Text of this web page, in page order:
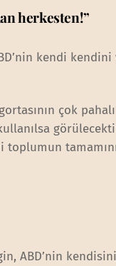
herkesten!”
kendi
çok
ABD’nin